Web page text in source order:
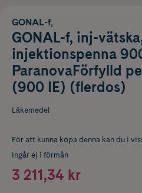
GONAL-f,
GONAL-f, inj-
injektionspenna
ParanovaFörfylld
(900 IE) (flerdos)
Läkemedel
För att kunna köpa denna kan du i
Ingår ej i förmån
3 211,34 kr